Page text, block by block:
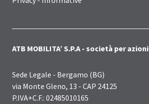
ATB MOBILITA’ S.P.A - società per azioni
Sede Legale - Bergamo (BG)
via Monte Gleno, 13 - CAP 24125
P.IVA+C.F.: 02485010165